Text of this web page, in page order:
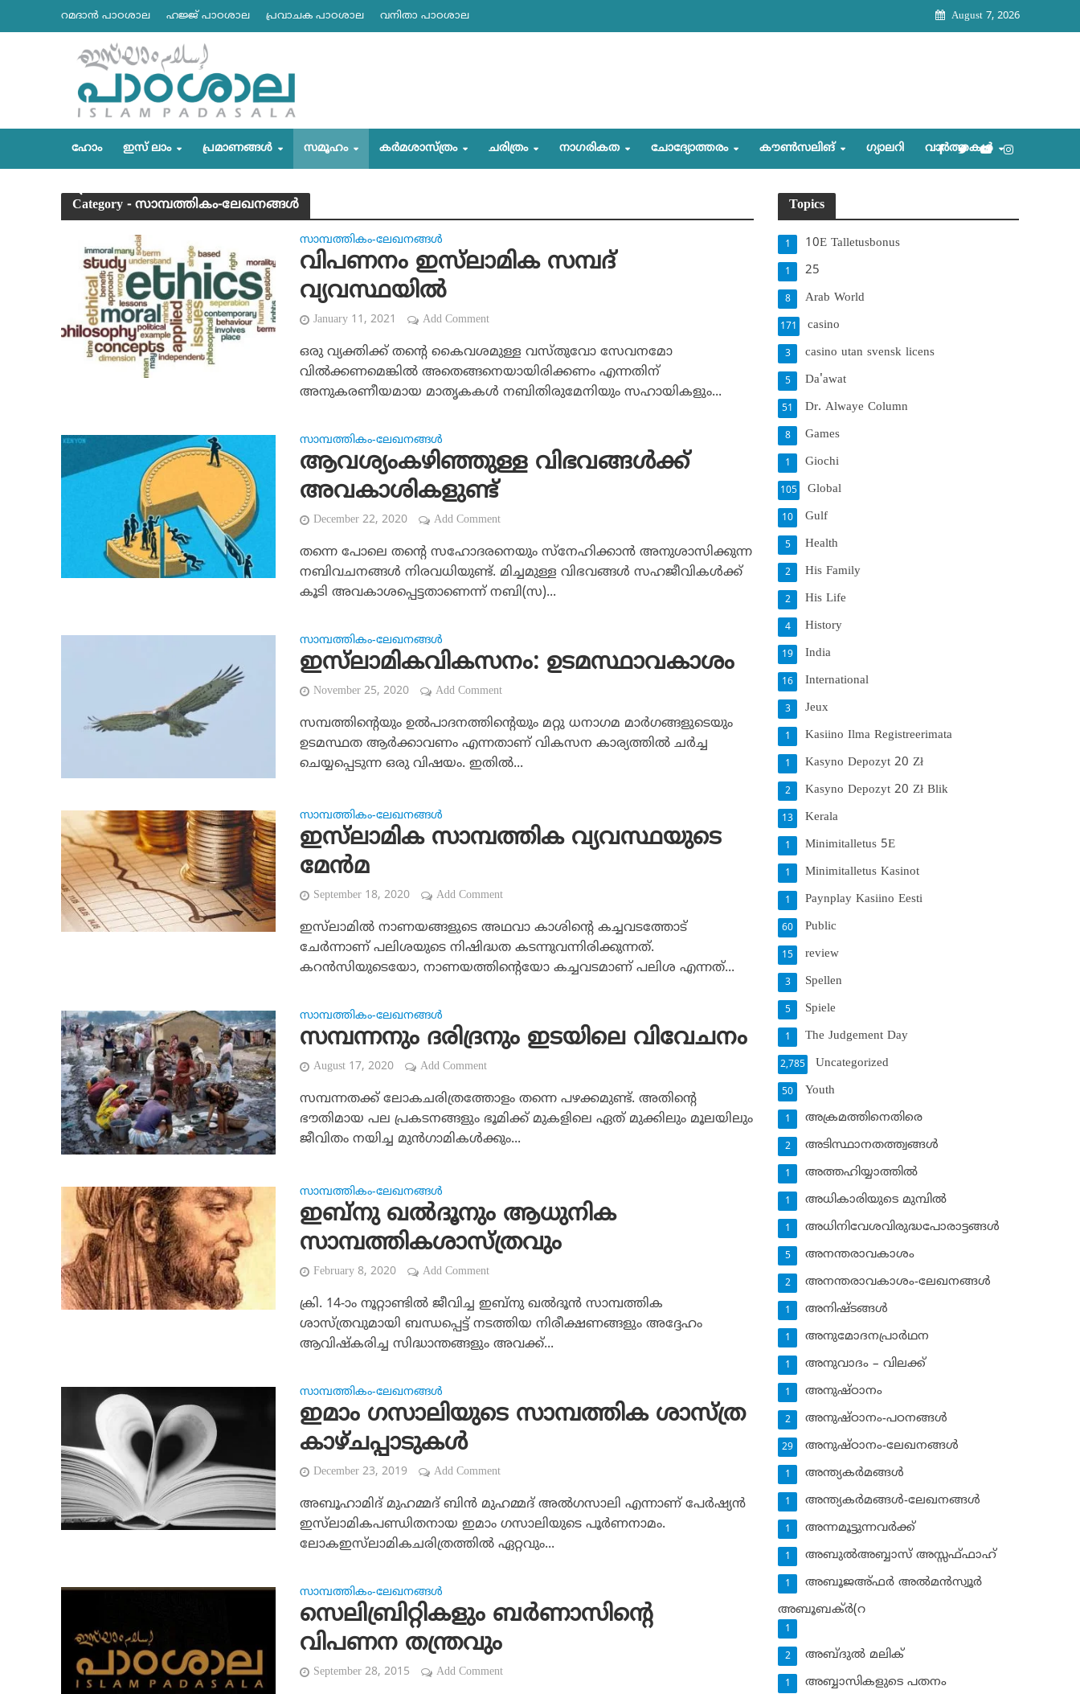
റമദാന്‍ പാഠശാല ഹജ്ജ് പാഠശാല പ്രവാചക പാഠശാല വനിതാ പാഠശാല August 7, 2026
ഹോം ഇസ് ലാം പ്രമാണങ്ങള്‍ സമൂഹം കര്‍മശാസ്ത്രം ചരിത്രം നാഗരികത ചോദ്യോത്തരം കൗണ്‍സലിങ്‌ ഗ്യാലറി വാര്‍ത്തകള്‍
Category - സാമ്പത്തികം-ലേഖനങ്ങള്‍
സാമ്പത്തികം-ലേഖനങ്ങള്‍
വിപണനം ഇസ്‌ലാമിക സമ്പദ്
വ്യവസ്ഥയില്‍
January 11, 2021 Add Comment
ഒരു വ്യക്തിക്ക് തന്റെ കൈവശമുള്ള വസ്തുവോ സേവനമോ
വില്‍ക്കണമെങ്കില്‍ അതെങ്ങനെയായിരിക്കണം എന്നതിന്
അനുകരണീയമായ മാതൃകകള്‍ നബിതിരുമേനിയും സഹായികളും...
സാമ്പത്തികം-ലേഖനങ്ങള്‍
ആവശ്യംകഴിഞ്ഞുള്ള വിഭവങ്ങള്‍ക്ക്
അവകാശികളുണ്ട്
December 22, 2020 Add Comment
തന്നെ പോലെ തന്റെ സഹോദരനെയും സ്‌നേഹിക്കാന്‍ അനുശാസിക്കുന്ന
നബിവചനങ്ങള്‍ നിരവധിയുണ്ട്. മിച്ചമുള്ള വിഭവങ്ങള്‍ സഹജീവികള്‍ക്ക്
കൂടി അവകാശപ്പെട്ടതാണെന്ന് നബി(സ)...
സാമ്പത്തികം-ലേഖനങ്ങള്‍
ഇസ്‌ലാമികവികസനം: ഉടമസ്ഥാവകാശം
November 25, 2020 Add Comment
സമ്പത്തിന്റെയും ഉല്‍പാദനത്തിന്റെയും മറ്റു ധനാഗമ മാര്‍ഗങ്ങളുടെയും
ഉടമസ്ഥത ആര്‍ക്കാവണം എന്നതാണ് വികസന കാര്യത്തില്‍ ചര്‍ച്ച
ചെയ്യപ്പെടുന്ന ഒരു വിഷയം. ഇതില്‍...
സാമ്പത്തികം-ലേഖനങ്ങള്‍
ഇസ്‌ലാമിക സാമ്പത്തിക വ്യവസ്ഥയുടെ
മേന്‍മ
September 18, 2020 Add Comment
ഇസ്‌ലാമില്‍ നാണയങ്ങളുടെ അഥവാ കാശിന്റെ കച്ചവടത്തോട്
ചേര്‍ന്നാണ് പലിശയുടെ നിഷിദ്ധത കടന്നുവന്നിരിക്കുന്നത്.
കറന്‍സിയുടെയോ, നാണയത്തിന്റെയോ കച്ചവടമാണ് പലിശ എന്നത്...
സാമ്പത്തികം-ലേഖനങ്ങള്‍
സമ്പന്നനും ദരിദ്രനും ഇടയിലെ വിവേചനം
August 17, 2020 Add Comment
സമ്പന്നതക്ക് ലോകചരിത്രത്തോളം തന്നെ പഴക്കമുണ്ട്. അതിന്റെ
ഭൗതിമായ പല പ്രകടനങ്ങളും ഭൂമിക്ക് മുകളിലെ ഏത് മുക്കിലും മൂലയിലും
ജീവിതം നയിച്ച മുന്‍ഗാമികള്‍ക്കും...
സാമ്പത്തികം-ലേഖനങ്ങള്‍
ഇബ്‌നു ഖല്‍ദൂനും ആധുനിക
സാമ്പത്തികശാസ്ത്രവും
February 8, 2020 Add Comment
ക്രി. 14-ാം നൂറ്റാണ്ടില്‍ ജീവിച്ച ഇബ്‌നു ഖല്‍ദൂന്‍ സാമ്പത്തിക
ശാസ്ത്രവുമായി ബന്ധപ്പെട്ട് നടത്തിയ നിരീക്ഷണങ്ങളും അദ്ദേഹം
ആവിഷ്‌കരിച്ച സിദ്ധാന്തങ്ങളും അവക്ക്...
സാമ്പത്തികം-ലേഖനങ്ങള്‍
ഇമാം ഗസാലിയുടെ സാമ്പത്തിക ശാസ്ത്ര
കാഴ്ചപ്പാടുകള്‍
December 23, 2019 Add Comment
അബൂഹാമിദ് മുഹമ്മദ് ബിന്‍ മുഹമ്മദ് അല്‍ഗസാലി എന്നാണ് പേര്‍ഷ്യന്‍
ഇസ്‌ലാമികപണ്ഡിതനായ ഇമാം ഗസാലിയുടെ പൂര്‍ണനാമം.
ലോകഇസ്‌ലാമികചരിത്രത്തില്‍ ഏറ്റവും...
സാമ്പത്തികം-ലേഖനങ്ങള്‍
സെലിബ്രിറ്റികളും ബര്‍ണാസിന്റെ
വിപണന തന്ത്രവും
September 28, 2015 Add Comment
Topics
10E Talletusbonus
1
25
1
Arab World
8
casino
171
casino utan svensk licens
3
Da'awat
5
Dr. Alwaye Column
51
Games
8
Giochi
1
Global
105
Gulf
10
Health
5
His Family
2
His Life
2
History
4
India
19
International
16
Jeux
3
Kasiino Ilma Registreerimata
1
Kasyno Depozyt 20 Zł
1
Kasyno Depozyt 20 Zł Blik
2
Kerala
13
Minimitalletus 5E
1
Minimitalletus Kasinot
1
Paynplay Kasiino Eesti
1
Public
60
review
15
Spellen
3
Spiele
5
The Judgement Day
1
Uncategorized
2,785
Youth
50
അക്രമത്തിനെതിരെ
1
അടിസ്ഥാനതത്ത്വങ്ങള്‍
2
അത്തഹിയ്യാത്തില്‍
1
അധികാരിയുടെ മുമ്പില്‍
1
അധിനിവേശവിരുദ്ധപോരാട്ടങ്ങള്‍
1
അനന്തരാവകാശം
5
അനന്തരാവകാശം-ലേഖനങ്ങള്‍
2
അനിഷ്ടങ്ങള്‍
1
അനുമോദനപ്രാര്‍ഥന
1
അനുവാദം – വിലക്ക്‌
1
അനുഷ്ഠാനം
1
അനുഷ്ഠാനം-പഠനങ്ങള്‍
2
അനുഷ്ഠാനം-ലേഖനങ്ങള്‍
29
അന്ത്യകര്‍മങ്ങള്‍
1
അന്ത്യകര്‍മങ്ങള്‍-ലേഖനങ്ങള്‍
1
അന്നമൂട്ടുന്നവര്‍ക്ക്
1
അബുല്‍അബ്ബാസ് അസ്സഫ്ഫാഹ്‌
1
അബൂജഅ്ഫര്‍ അല്‍മന്‍സ്വൂര്‍
1
അബൂബക്ര്‍(റ
1
അബ്ദുല്‍ മലിക്‌
2
അബ്ബാസികളുടെ പതനം
1